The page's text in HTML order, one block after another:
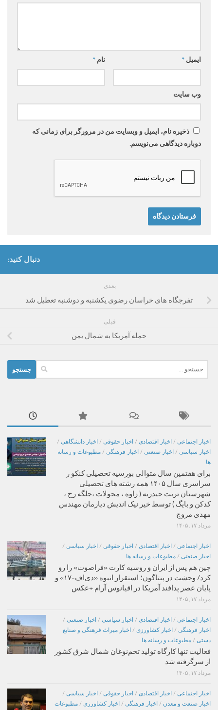
نام * ایمیل *
وب‌ سایت
ذخیره نام، ایمیل و وبسایت من در مرورگر برای زمانی که
دوباره دیدگاهی می‌نویسم.
دنبال کنید:
بعدی
تفرجگاه های خراسان رضوی یکشنبه و ‌دوشنبه تعطیل شد
قبلی
حمله آمریکا به شمال یمن
برای:
اخبار اجتماعی / اخبار اقتصادی / اخبار حقوقی / اخبار دانشگاهی /
اخبار سیاسی / اخبار صنعتی / اخبار فرهنگی / مطبوعات و رسانه
ها
برای هفتمین سال متوالی بورسیه تحصیلی کنکو ر
سراسری سال ۱۴۰۵ همه رشته های تحصیلی
شهرستان تربت حیدریه ( زاوه ، محولات ،جلگه رخ ،
کدکن و بایگ ) توسط خیر نیک اندیش دیارمان مهندس
مهدی مروج
مرداد ۱۷, ۱۴۰۵
اخبار اجتماعی / اخبار اقتصادی / اخبار حقوقی / اخبار سیاسی /
اخبار صنعتی / مطبوعات و رسانه ها
چین هم پس از ایران و روسیه کارت «فراصوت» را رو
کرد/ وحشت در پنتاگون؛ استقرار انبوه «دی‌اف‑۱۷» و
پایان عصر پدافند آمریکا در اقیانوس آرام +عکس
مرداد ۱۷, ۱۴۰۵
اخبار اجتماعی / اخبار اقتصادی / اخبار سیاسی / اخبار صنعتی /
اخبار فرهنگی / اخبار کشاورزی / اخبار میراث فرهنگی و صنایع
دستی / مطبوعات و رسانه ها
فعالیت تنها کارگاه تولید تخم‌نوغان شمال شرق کشور
از سرگرفته شد
مرداد ۱۷, ۱۴۰۵
اخبار اجتماعی / اخبار اقتصادی / اخبار حقوقی / اخبار سیاسی /
اخبار صنعت و معدن / اخبار فرهنگی / اخبار کشاورزی / مطبوعات